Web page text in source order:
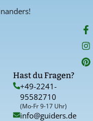
F
a
c
e
b
I
n
s
t
a
P
i
n
t
e
Hast du Fragen?
+49-2241-
95582710
(Mo-Fr 9-17 Uhr)
info@guiders.de